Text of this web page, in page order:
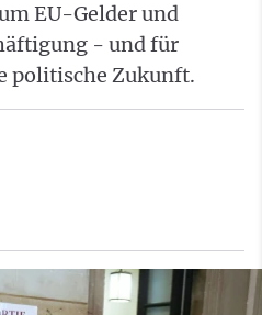
EU-Gelder und
- und für
politische Zukunft.